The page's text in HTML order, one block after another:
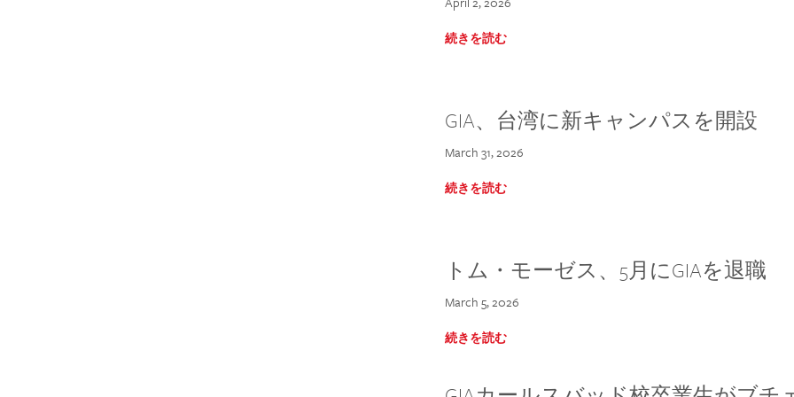
続きを読む
GIA、台湾に新キャンパスを開設
March 31, 2026
続きを読む
トム・モーゼス、5月にGIAを退職
March 5, 2026
続きを読む